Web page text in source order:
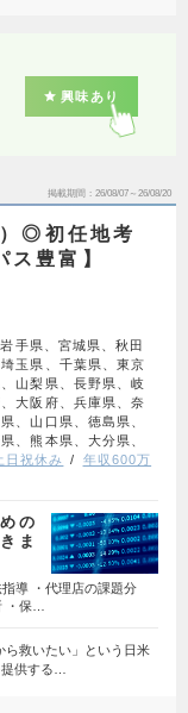
興味あり
掲載期間 26/08/07～26/08/20
◎初任地考
豊富】
手県、宮城県、秋田
玉県、千葉県、東京
山梨県、長野県、岐
大阪府、兵庫県、奈
、山口県、徳島県、
、熊本県、大分県、
日祝休み
年収600万
の
ま
導 ・代理店の課題分
・保…
ら救いたい」という日米
供する…